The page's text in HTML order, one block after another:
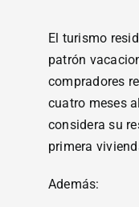
El turismo
patrón
compradores
cuatro meses
considera su
primera
Además: